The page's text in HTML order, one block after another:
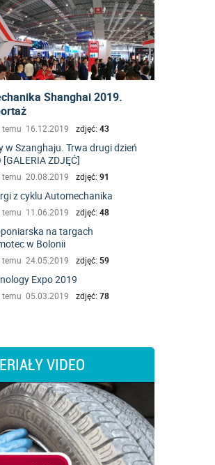
Shanghai 2019.
temu 16.12.2019 zdjęć: 43
w Szanghaju. Trwa drugi dzień
[GALERIA ZDJĘĆ]
temu 20.08.2019 zdjęć: 91
z cyklu Automechanika
temu 11.06.2019 zdjęć: 48
na targach
w Bolonii
temu 24.05.2019 zdjęć: 59
Expo 2019
temu 05.03.2019 zdjęć: 78
VIDEO